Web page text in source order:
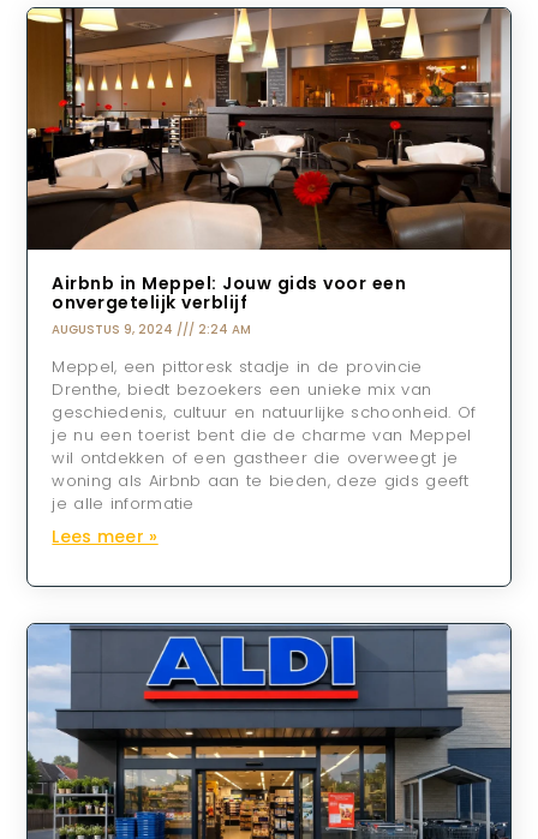
Airbnb in Meppel: Jouw gids voor een
onvergetelijk verblijf
AUGUSTUS 9, 2024 2:24 AM
Meppel, een pittoresk stadje in de provincie
Drenthe, biedt bezoekers een unieke mix van
geschiedenis, cultuur en natuurlijke schoonheid. Of
je nu een toerist bent die de charme van Meppel
wil ontdekken of een gastheer die overweegt je
woning als Airbnb aan te bieden, deze gids geeft
je alle informatie
Lees meer »